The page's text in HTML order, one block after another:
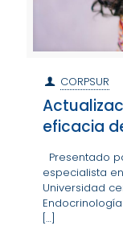
CORPSUR
eficacia
Presentado
especialista
Universidad
[…]